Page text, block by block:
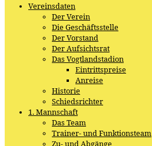
Vereinsdaten
Der Verein
Die Geschäftsstelle
Der Vorstand
Der Aufsichtsrat
Das Vogtlandstadion
Eintrittspreise
Anreise
Historie
Schiedsrichter
1. Mannschaft
Das Team
Trainer- und Funktionsteam
Zu- und Abgänge